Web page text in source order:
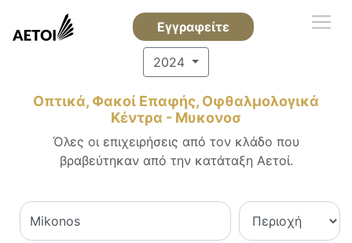
Εγγραφείτε
2024
Οπτικά, Φακοί Επαφής, Οφθαλμολογικά
Κέντρα - Μυκονοσ
Όλες οι επιχειρήσεις από τον κλάδο που
βραβεύτηκαν από την κατάταξη Αετοί.